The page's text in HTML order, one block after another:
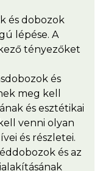
és dobozok
lépése. A
tényezőket
és
meg kell
és esztétikai
venni olyan
és részletei.
és az